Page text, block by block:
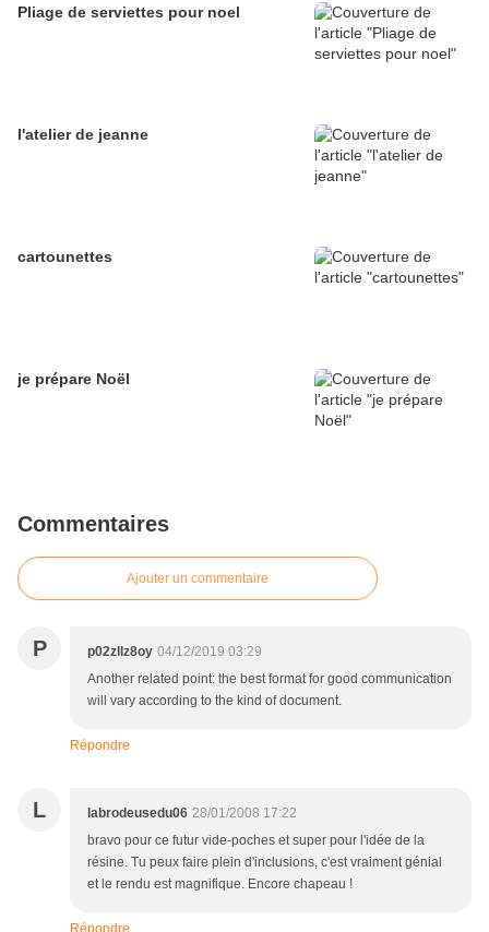
Pliage de serviettes pour noel
l'atelier de jeanne
cartounettes
je prépare Noël
Commentaires
Ajouter un commentaire
P p02zllz8oy 04/12/2019 03:29
Another related point: the best format for good communication
will vary according to the kind of document.
Répondre
L labrodeusedu06 28/01/2008 17:22
bravo pour ce futur vide-poches et super pour l'idée de la
résine. Tu peux faire plein d'inclusions, c'est vraiment génial
et le rendu est magnifique. Encore chapeau !
Répondre